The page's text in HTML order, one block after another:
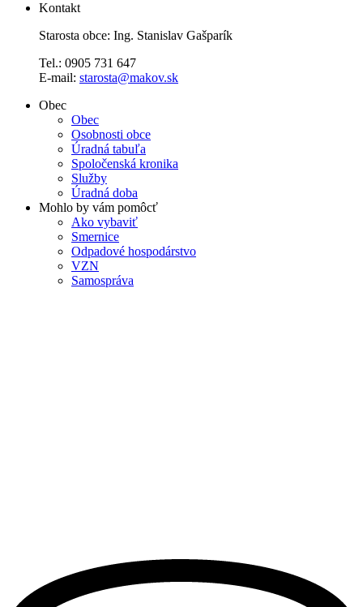
Kontakt
Starosta obce: Ing. Stanislav Gašparík
Tel.: 0905 731 647
E-mail: starosta@makov.sk
Obec
Obec
Osobnosti obce
Úradná tabuľa
Spoločenská kronika
Služby
Úradná doba
Mohlo by vám pomôcť
Ako vybaviť
Smernice
Odpadové hospodárstvo
VZN
Samospráva